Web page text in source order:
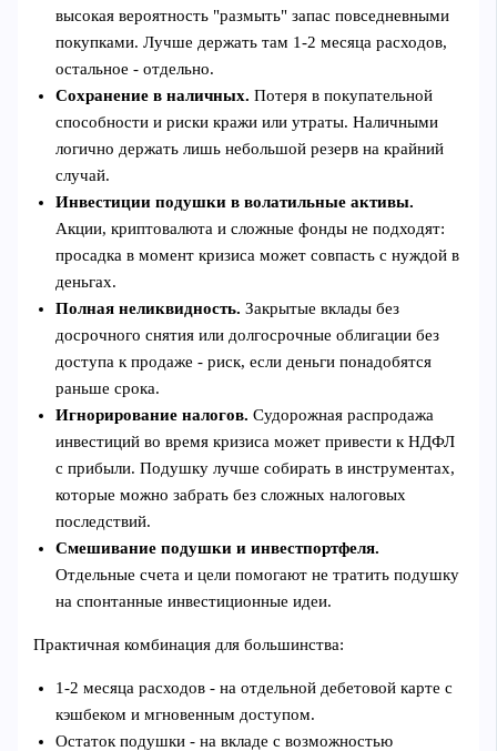
высокая вероятность "размыть" запас повседневными
покупками. Лучше держать там 1-2 месяца расходов,
остальное - отдельно.
Сохранение в наличных. Потеря в покупательной
способности и риски кражи или утраты. Наличными
логично держать лишь небольшой резерв на крайний
случай.
Инвестиции подушки в волатильные активы.
Акции, криптовалюта и сложные фонды не подходят:
просадка в момент кризиса может совпасть с нуждой в
деньгах.
Полная неликвидность. Закрытые вклады без
досрочного снятия или долгосрочные облигации без
доступа к продаже - риск, если деньги понадобятся
раньше срока.
Игнорирование налогов. Судорожная распродажа
инвестиций во время кризиса может привести к НДФЛ
с прибыли. Подушку лучше собирать в инструментах,
которые можно забрать без сложных налоговых
последствий.
Смешивание подушки и инвестпортфеля.
Отдельные счета и цели помогают не тратить подушку
на спонтанные инвестиционные идеи.
Практичная комбинация для большинства:
1-2 месяца расходов - на отдельной дебетовой карте с
кэшбеком и мгновенным доступом.
Остаток подушки - на вкладе с возможностью